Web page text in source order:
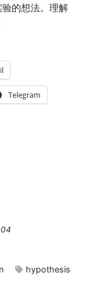
的想法。理解
Telegram
hypothesis